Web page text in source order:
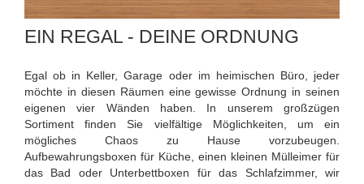
EIN REGAL - DEINE ORDNUNG
Egal ob in Keller, Garage oder im heimischen Büro, jeder
möchte in diesen Räumen eine gewisse Ordnung in seinen
eigenen vier Wänden haben. In unserem großzügen
Sortiment finden Sie vielfältige Möglichkeiten, um ein
mögliches Chaos zu Hause vorzubeugen.
Aufbewahrungsboxen für Küche, einen kleinen Mülleimer für
das Bad oder Unterbettboxen für das Schlafzimmer, wir